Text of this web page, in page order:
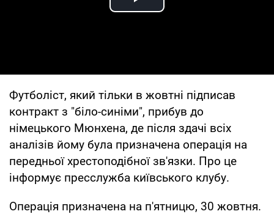
Play Video
Футболіст, який тільки в жовтні підписав
контракт з "біло-синіми", прибув до
німецького Мюнхена, де після здачі всіх
аналізів йому була призначена операція на
передньої хрестоподібної зв'язки. Про це
інформує пресслужба київського клубу.
Операція призначена на п'ятницю, 30 жовтня.